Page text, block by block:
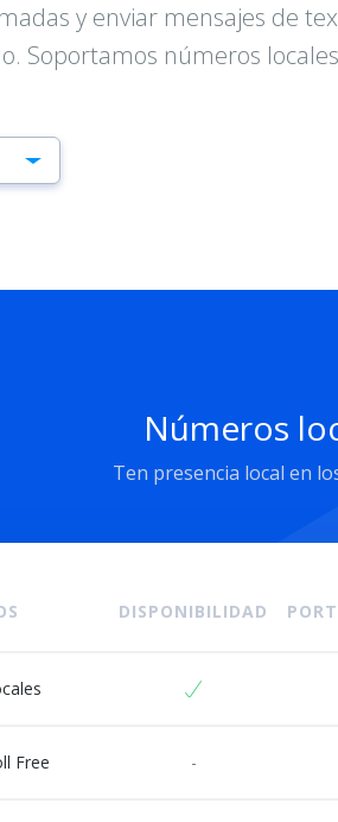
y enviar mensajes de
Soportamos números
Números
Ten presencia local en
DISPONIBILIDAD
Free -